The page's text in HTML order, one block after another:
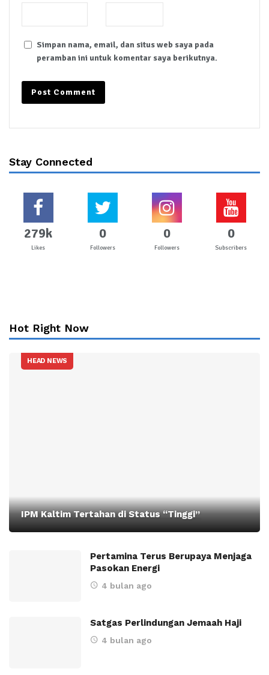
Simpan nama, email, dan situs web saya pada
peramban ini untuk komentar saya berikutnya.
Stay Connected
279k
Likes
0
Followers
0
Followers
0
Subscribers
Hot Right Now
HEAD NEWS
IPM Kaltim Tertahan di Status “Tinggi”
Pertamina Terus Berupaya Menjaga
Pasokan Energi
4 bulan ago
Satgas Perlindungan Jemaah Haji
4 bulan ago